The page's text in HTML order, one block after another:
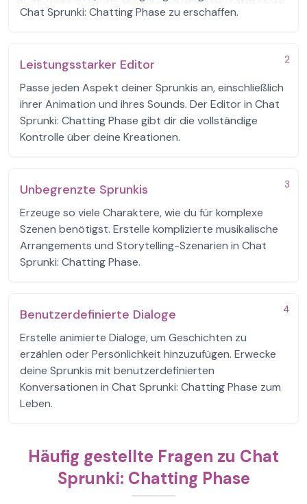
Chat Sprunki: Chatting Phase zu erschaffen.
2
Leistungsstarker Editor
Passe jeden Aspekt deiner Sprunkis an, einschließlich
ihrer Animation und ihres Sounds. Der Editor in Chat
Sprunki: Chatting Phase gibt dir die vollständige
Kontrolle über deine Kreationen.
3
Unbegrenzte Sprunkis
Erzeuge so viele Charaktere, wie du für komplexe
Szenen benötigst. Erstelle komplizierte musikalische
Arrangements und Storytelling-Szenarien in Chat
Sprunki: Chatting Phase.
4
Benutzerdefinierte Dialoge
Erstelle animierte Dialoge, um Geschichten zu
erzählen oder Persönlichkeit hinzuzufügen. Erwecke
deine Sprunkis mit benutzerdefinierten
Konversationen in Chat Sprunki: Chatting Phase zum
Leben.
Häufig gestellte Fragen zu Chat
Sprunki: Chatting Phase